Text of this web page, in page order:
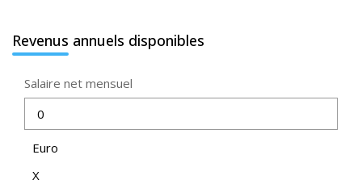
Nos Agences
Nous Rejoindre
Revenus annuels disponibles
Salaire net mensuel
Euro
X